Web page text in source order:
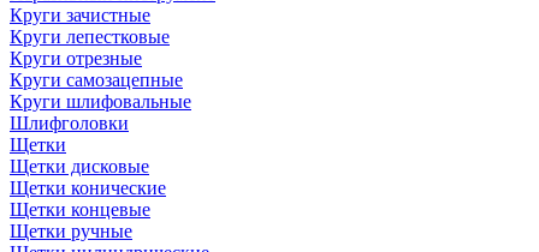
Круги зачистные
Круги лепестковые
Круги отрезные
Круги самозацепные
Круги шлифовальные
Шлифголовки
Щетки
Щетки дисковые
Щетки конические
Щетки концевые
Щетки ручные